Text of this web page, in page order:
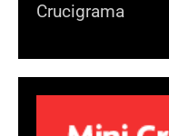
Crucigrama